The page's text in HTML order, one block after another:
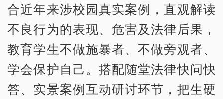
合近年来涉校园真实案例，直观解读
不良行为的表现、危害及法律后果，
教育学生不做施暴者、不做旁观者、
学会保护自己。搭配随堂法律快问快
答、实景案例互动研讨环节，把生硬